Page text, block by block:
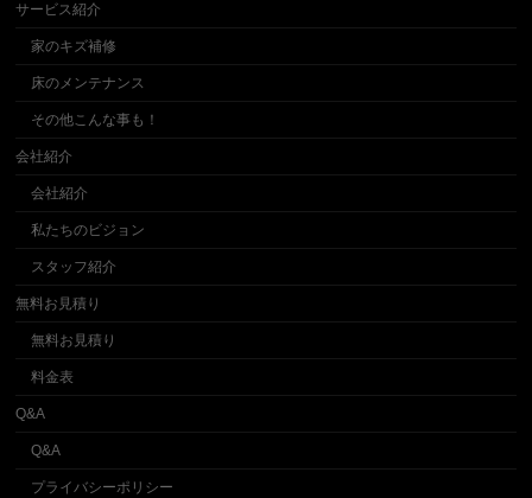
サービス紹介
家のキズ補修
床のメンテナンス
その他こんな事も！
会社紹介
会社紹介
私たちのビジョン
スタッフ紹介
無料お見積り
無料お見積り
料金表
Q&A
Q&A
プライバシーポリシー